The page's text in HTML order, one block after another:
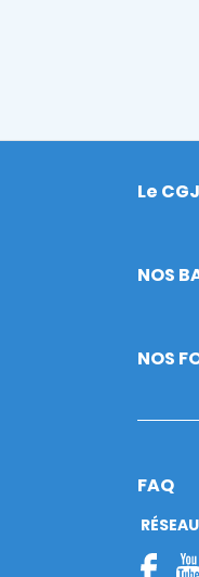
Footer
Le CGJ
NOS
NOS
FAQ